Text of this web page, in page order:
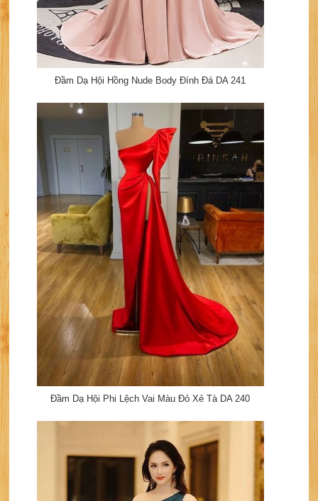
Đầm Dạ Hội Hồng Nude Body Đính Đá DA 241
Đầm Dạ Hội Phi Lệch Vai Màu Đỏ Xẻ Tà DA 240